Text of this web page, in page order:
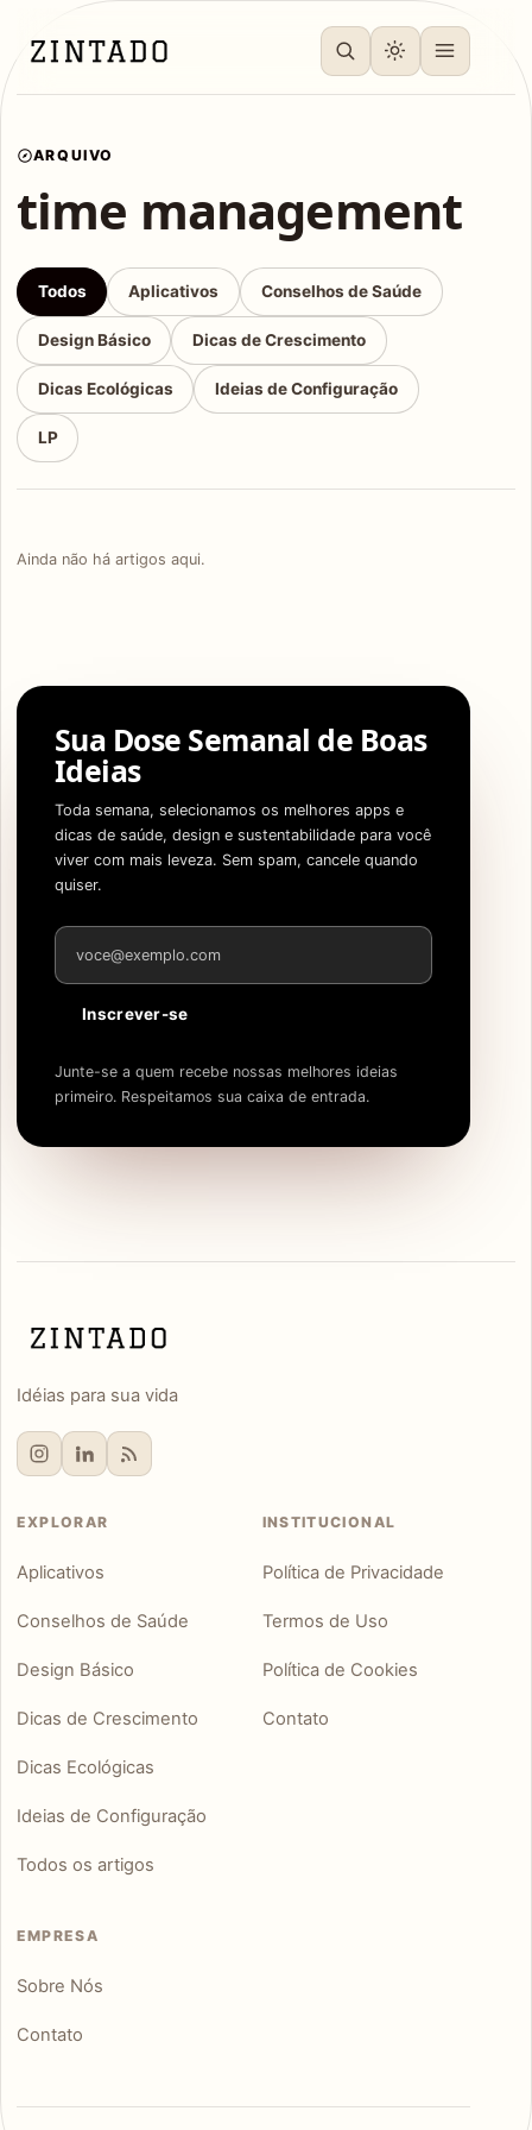
ARQUIVO
time management
Todos Aplicativos Conselhos de Saúde
Design Básico Dicas de Crescimento
Dicas Ecológicas Ideias de Configuração
LP
Ainda não há artigos aqui.
Sua Dose Semanal de Boas
Ideias
Toda semana, selecionamos os melhores apps e
dicas de saúde, design e sustentabilidade para você
viver com mais leveza. Sem spam, cancele quando
quiser.
Endereço de e-mail
Inscrever-se
Junte-se a quem recebe nossas melhores ideias
primeiro. Respeitamos sua caixa de entrada.
Idéias para sua vida
EXPLORAR
Aplicativos
Conselhos de Saúde
Design Básico
Dicas de Crescimento
Dicas Ecológicas
Ideias de Configuração
Todos os artigos
INSTITUCIONAL
Política de Privacidade
Termos de Uso
Política de Cookies
Contato
EMPRESA
Sobre Nós
Contato